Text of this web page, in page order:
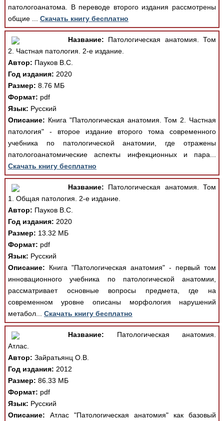
патологоанатома. В переводе второго издания рассмотрены
общие ... Скачать книгу бесплатно
Название: Патологическая анатомия. Том
2. Частная патология. 2-е издание.
Автор: Пауков В.С.
Год издания: 2020
Размер: 8.76 МБ
Формат: pdf
Язык: Русский
Описание: Книга "Патологическая анатомия. Том 2. Частная
патология" - второе издание второго тома современного
учебника по патологической анатомии, где отражены
патологоанатомические аспекты инфекционных и пара...
Скачать книгу бесплатно
Название: Патологическая анатомия. Том
1. Общая патология. 2-е издание.
Автор: Пауков В.С.
Год издания: 2020
Размер: 13.32 МБ
Формат: pdf
Язык: Русский
Описание: Книга "Патологическая анатомия" - первый том
инновационного учебника по патологической анатомии,
рассматривает основные вопросы предмета, где на
современном уровне описаны морфология нарушений
метабол... Скачать книгу бесплатно
Название: Патологическая анатомия.
Атлас.
Автор: Зайратьянц О.В.
Год издания: 2012
Размер: 86.33 МБ
Формат: pdf
Язык: Русский
Описание: Атлас "Патологическая анатомия" как базовый